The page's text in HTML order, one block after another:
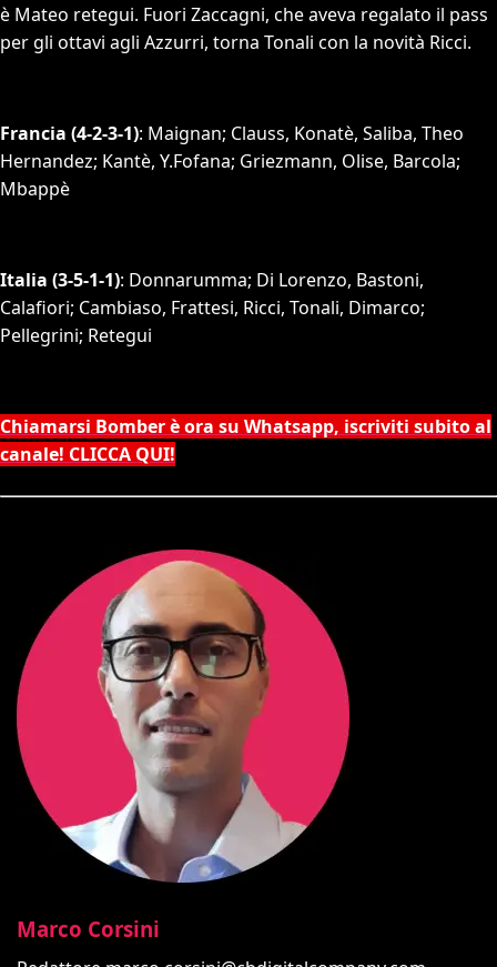
è Mateo retegui. Fuori Zaccagni, che aveva regalato il pass
per gli ottavi agli Azzurri, torna Tonali con la novità Ricci.
Francia (4-2-3-1): Maignan; Clauss, Konatè, Saliba, Theo
Hernandez; Kantè, Y.Fofana; Griezmann, Olise, Barcola;
Mbappè
Italia (3-5-1-1): Donnarumma; Di Lorenzo, Bastoni,
Calafiori; Cambiaso, Frattesi, Ricci, Tonali, Dimarco;
Pellegrini; Retegui
Chiamarsi Bomber è ora su Whatsapp, iscriviti subito al
canale! CLICCA QUI!
Marco Corsini